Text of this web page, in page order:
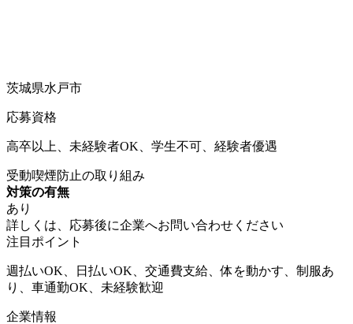
茨城県水戸市
応募資格
高卒以上、未経験者OK、学生不可、経験者優遇
受動喫煙防止の取り組み
対策の有無
あり
詳しくは、応募後に企業へお問い合わせください
注目ポイント
週払いOK、日払いOK、交通費支給、体を動かす、制服あ
り、車通勤OK、未経験歓迎
企業情報